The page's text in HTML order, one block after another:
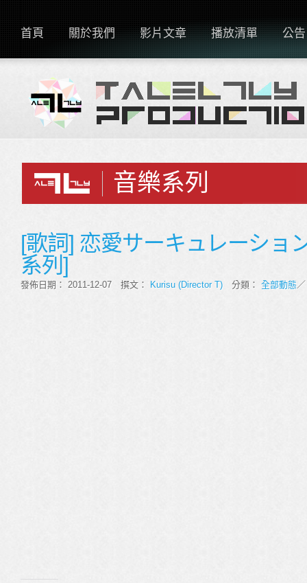
首頁 關於我們 影片文章 播放清單 公告
音樂系列
[歌詞] 恋愛サーキュレーショ
系列]
發佈日期： 2011-12-07 撰文： Kurisu (Director T) 分類： 全部動態